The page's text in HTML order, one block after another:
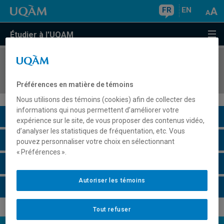
FR EN
Étudier à l'UQAM
COURS//
Description du cours
Horaire - Été 2026
Préférences en matière de témoins
Nous utilisons des témoins (cookies) afin de collecter des
informations qui nous permettent d’améliorer votre
expérience sur le site, de vous proposer des contenus vidéo,
d’analyser les statistiques de fréquentation, etc. Vous
pouvez personnaliser votre choix en sélectionnant
« Préférences ».
Tout refuser
Autoriser les témoins